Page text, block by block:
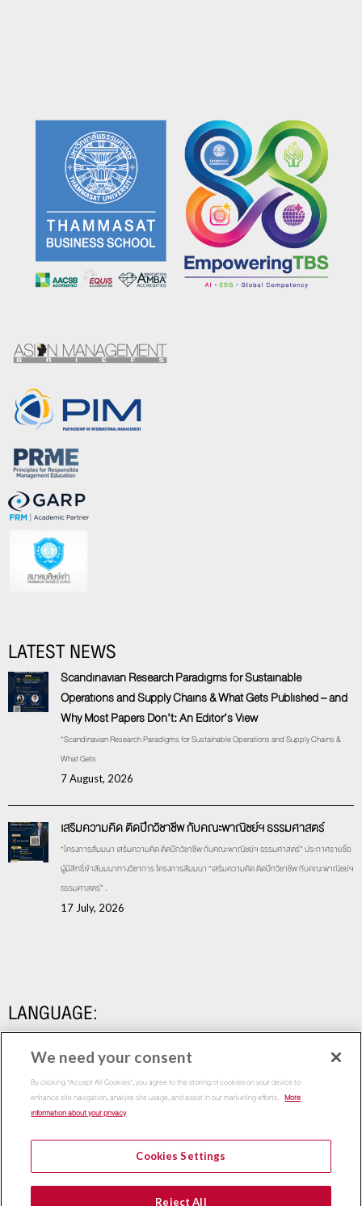
LATEST NEWS
Scandinavian Research Paradigms for Sustainable
Operations and Supply Chains & What Gets Published – and
Why Most Papers Don’t: An Editor’s View
“Scandinavian Research Paradigms for Sustainable Operations and Supply Chains &
What Gets
7 August, 2026
เสริมความคิด ติดปีกวิชาชีพ กับคณะพาณิชย์ฯ ธรรมศาสตร์
“โครงการสัมมนา เสริมความคิด ติดปีกวิชาชีพ กับคณะพาณิชย์ฯ ธรรมศาสตร์” ประกาศรายชื่อ
ผู้มีสิทธิ์เข้าสัมมนาทางวิชาการ โครงการสัมมนา “เสริมความคิด ติดปีกวิชาชีพ กับคณะพาณิชย์ฯ
ธรรมศาสตร์” .
17 July, 2026
LANGUAGE:
Copyright 2015Thammasat Business School | All Rights
We need your consent
By clicking “Accept All Cookies”, you agree to the storing of cookies on your device to
enhance site navigation, analyze site usage, and assist in our marketing efforts. More
information about your privacy
Cookies Settings
Reject All